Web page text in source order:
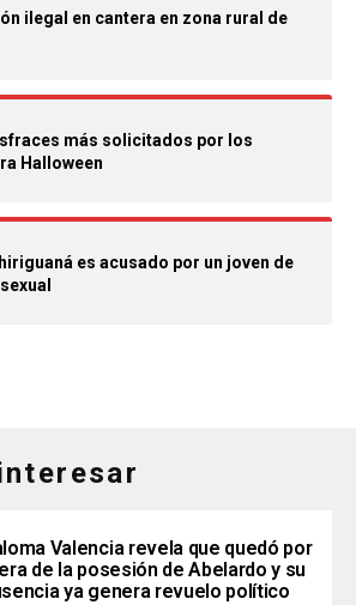
ilegal en cantera en zona rural de
más solicitados por los
Halloween
es acusado por un joven de
Valencia revela que quedó por
de la posesión de Abelardo y su
ya genera revuelo político